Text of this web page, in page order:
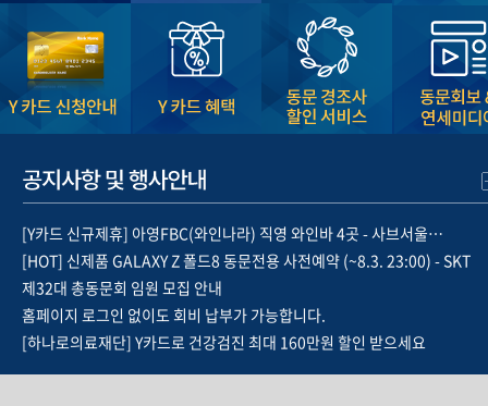
[Y카드 신규제휴] 아영FBC(와인나라) 직영 와인바 4곳 - 사브서울…
[HOT] 신제품 GALAXY Z 폴드8 동문전용 사전예약 (~8.3. 23:00) - SKT
제32대 총동문회 임원 모집 안내
홈페이지 로그인 없이도 회비 납부가 가능합니다.
[하나로의료재단] Y카드로 건강검진 최대 160만원 할인 받으세요
평생회비 납부 동문 혜택을 알려드립니다.